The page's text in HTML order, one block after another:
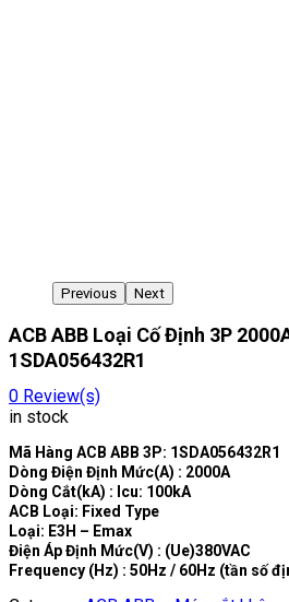
Previous Next
ACB ABB Loại Cố Định 3P
1SDA056432R1
0 Review(s)
in stock
Mã Hàng ACB ABB 3P: 1SDA056432R1
Dòng Điện Định Mức(A) : 2000A
Dòng Cắt(kA) : Icu: 100kA
ACB Loại: Fixed Type
Loại: E3H – Emax
Điện Áp Định Mức(V) : (Ue)380VAC
Frequency (Hz) : 50Hz / 60Hz (tần số